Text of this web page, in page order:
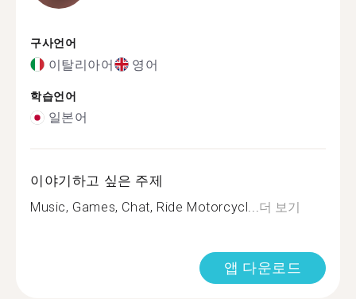
구사언어
이탈리아어 영어
학습언어
일본어
이야기하고 싶은 주제
Music, Games, Chat, Ride Motorcycl...더 보기
앱 다운로드